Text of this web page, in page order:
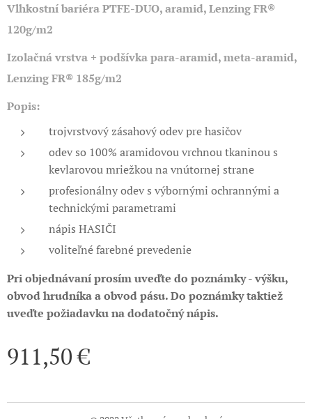
Vlhkostní bariéra PTFE-DUO, aramid, Lenzing FR®
120g/m2
Izolačná vrstva + podšívka para-aramid, meta-aramid,
Lenzing FR® 185g/m2
Popis:
trojvrstvový zásahový odev pre hasičov
odev so 100% aramidovou vrchnou tkaninou s
kevlarovou mriežkou na vnútornej strane
profesionálny odev s výbornými ochrannými a
technickými parametrami
nápis HASIČI
voliteľné farebné prevedenie
Pri objednávaní prosím uveďte do poznámky - výšku,
obvod hrudníka a obvod pásu. Do poznámky taktiež
uveďte požiadavku na dodatočný nápis.
911,50€